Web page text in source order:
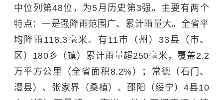
中位列第48位，为5月历史第3强。主要有两个
特点：一是强降雨范围广、累计雨量大。全省平
均降雨118.3毫米。有11市（州）33县（市、
区）180乡（镇）累计雨量超250毫米，覆盖2.2
万平方公里（全省面积8.2%）；常德（石门、
澧县）、张家界（桑植）、邵阳（绥宁）4县10